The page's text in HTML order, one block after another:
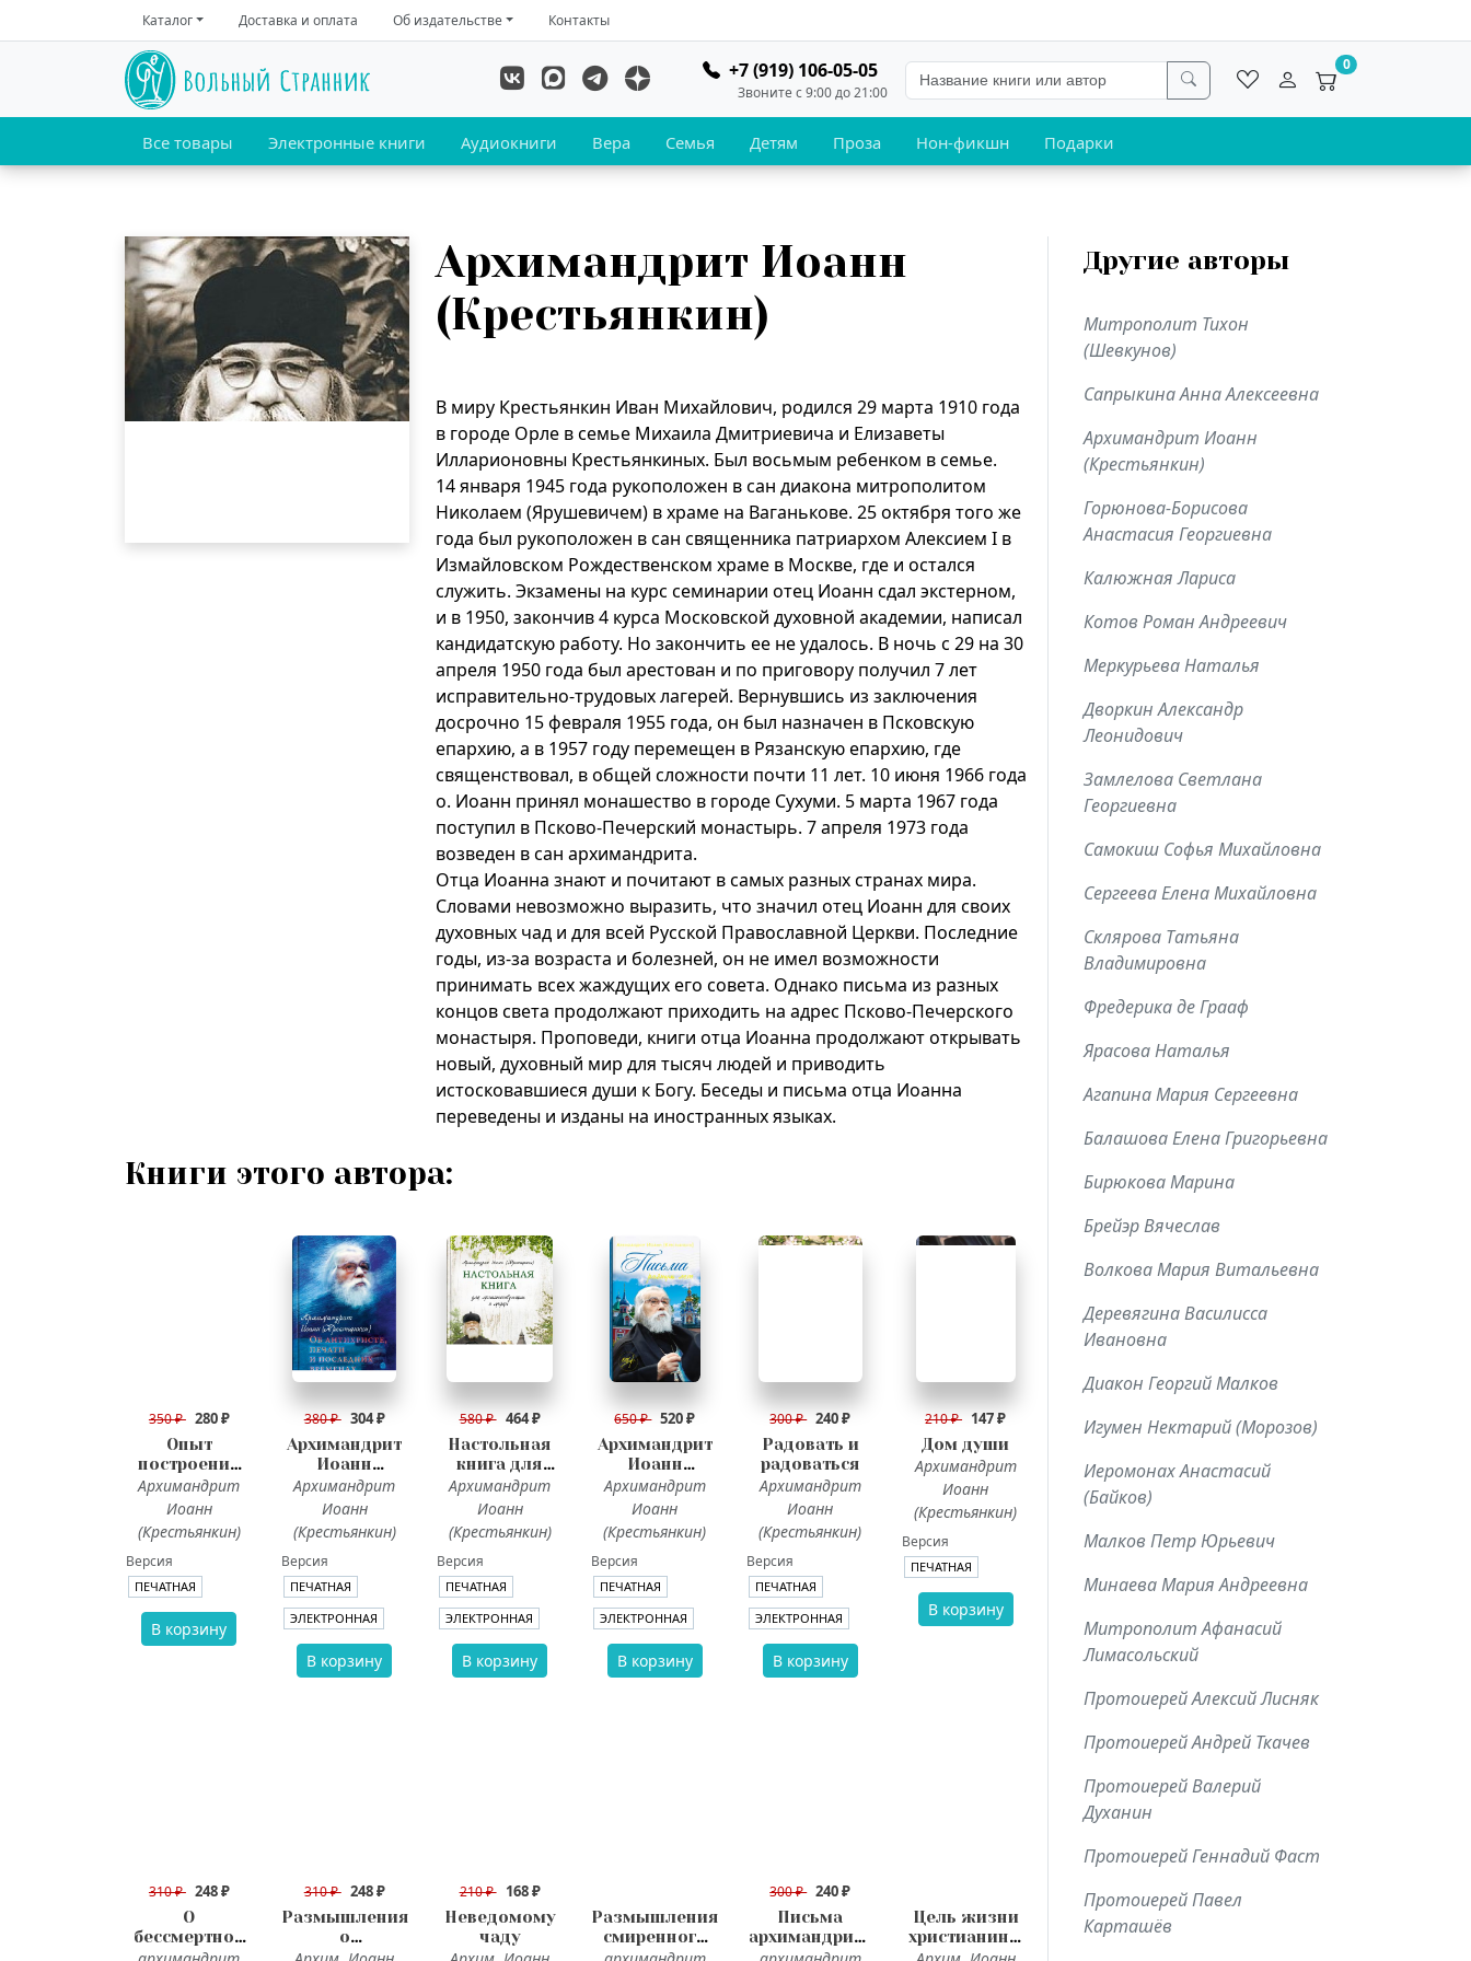
Каталог Доставка и оплата Об издательстве Контакты
+7 (919) 106-05-05
Звоните с 9:00 до 21:00
0
Все товары Электронные книги Аудиокниги Вера Семья Детям Проза Нон-фикшн Подарки
Архимандрит Иоанн
(Крестьянкин)
В миру Крестьянкин Иван Михайлович, родился 29 марта 1910 года
в городе Орле в семье Михаила Дмитриевича и Елизаветы
Илларионовны Крестьянкиных. Был восьмым ребенком в семье.
14 января 1945 года рукоположен в сан диакона митрополитом
Николаем (Ярушевичем) в храме на Ваганькове. 25 октября того же
года был рукоположен в сан священника патриархом Алексием I в
Измайловском Рождественском храме в Москве, где и остался
служить. Экзамены на курс семинарии отец Иоанн сдал экстерном,
и в 1950, закончив 4 курса Московской духовной академии, написал
кандидатскую работу. Но закончить ее не удалось. В ночь с 29 на 30
апреля 1950 года был арестован и по приговору получил 7 лет
исправительно-трудовых лагерей. Вернувшись из заключения
досрочно 15 февраля 1955 года, он был назначен в Псковскую
епархию, а в 1957 году перемещен в Рязанскую епархию, где
священствовал, в общей сложности почти 11 лет. 10 июня 1966 года
о. Иоанн принял монашество в городе Сухуми. 5 марта 1967 года
поступил в Псково-Печерский монастырь. 7 апреля 1973 года
возведен в сан архимандрита.
Отца Иоанна знают и почитают в самых разных странах мира.
Словами невозможно выразить, что значил отец Иоанн для своих
духовных чад и для всей Русской Православной Церкви. Последние
годы, из-за возраста и болезней, он не имел возможности
принимать всех жаждущих его совета. Однако письма из разных
концов света продолжают приходить на адрес Псково-Печерского
монастыря. Проповеди, книги отца Иоанна продолжают открывать
новый, духовный мир для тысяч людей и приводить
истосковавшиеся души к Богу. Беседы и письма отца Иоанна
переведены и изданы на иностранных языках.
Книги этого автора:
350 ₽ 280 ₽
Опыт
построения
исповеди
Архимандрит
Иоанн
(Крестьянкин)
Версия
ПЕЧАТНАЯ
В корзину
380 ₽ 304 ₽
Архимандрит
Иоанн
(Крестьянкин).
Об
антихристе,
печати и
последних
временах
Архимандрит
Иоанн
(Крестьянкин)
Версия
ПЕЧАТНАЯ
ЭЛЕКТРОННАЯ
В корзину
580 ₽ 464 ₽
Настольная
книга для
монашествующих
и мирян. Сост.
архимандрит
Иоанн
(Крестьянкин)
Архимандрит
Иоанн
(Крестьянкин)
Версия
ПЕЧАТНАЯ
ЭЛЕКТРОННАЯ
В корзину
650 ₽ 520 ₽
Архимандрит
Иоанн
(Крестьянкин).
Письма
разных лет
Архимандрит
Иоанн
(Крестьянкин)
Версия
ПЕЧАТНАЯ
ЭЛЕКТРОННАЯ
В корзину
300 ₽ 240 ₽
Радовать и
радоваться
Архимандрит
Иоанн
(Крестьянкин)
Версия
ПЕЧАТНАЯ
ЭЛЕКТРОННАЯ
В корзину
210 ₽ 147 ₽
Дом души
Архимандрит
Иоанн
(Крестьянкин)
Версия
ПЕЧАТНАЯ
В корзину
310 ₽ 248 ₽
О
бессмертной
душе
310 ₽ 248 ₽
Размышления
о
бессмертной
210 ₽ 168 ₽
Неведомому
чаду
Размышления
смиренного
сердца
300 ₽ 240 ₽
Письма
архимандрита
Иоанна
Цель жизни
христианина.
Келейная
Другие авторы
Митрополит Тихон
(Шевкунов)
Сапрыкина Анна Алексеевна
Архимандрит Иоанн
(Крестьянкин)
Горюнова-Борисова
Анастасия Георгиевна
Калюжная Лариса
Котов Роман Андреевич
Меркурьева Наталья
Дворкин Александр
Леонидович
Замлелова Светлана
Георгиевна
Самокиш Софья Михайловна
Сергеева Елена Михайловна
Склярова Татьяна
Владимировна
Фредерика де Грааф
Ярасова Наталья
Агапина Мария Сергеевна
Балашова Елена Григорьевна
Бирюкова Марина
Брейэр Вячеслав
Волкова Мария Витальевна
Деревягина Василисса
Ивановна
Диакон Георгий Малков
Игумен Нектарий (Морозов)
Иеромонах Анастасий
(Байков)
Малков Петр Юрьевич
Минаева Мария Андреевна
Митрополит Афанасий
Лимасольский
Протоиерей Алексий Лисняк
Протоиерей Андрей Ткачев
Протоиерей Валерий
Духанин
Протоиерей Геннадий Фаст
Протоиерей Павел
Карташёв